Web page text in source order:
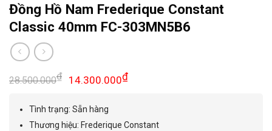
Đồng Hồ Nam Frederique Constant
Classic 40mm FC-303MN5B6
28.500.000₫
Giá
là:
28.500.000₫.
14.300.000₫Giá
là:
Tình trạng: Sẵn hàng
Thương hiệu: Frederique Constant